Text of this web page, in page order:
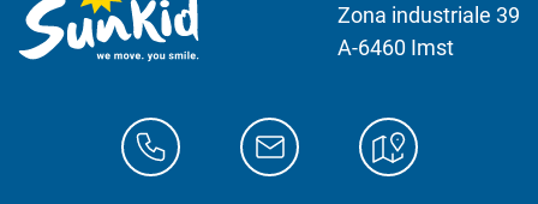
Zona industriale 39
A-6460 Imst